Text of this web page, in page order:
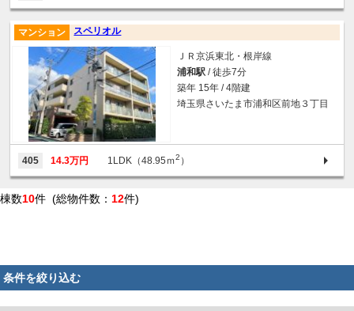
スペリオル
マンション
ＪＲ京浜東北・根岸線
浦和駅 / 徒歩7分
築年 15年 / 4階建
埼玉県さいたま市浦和区前地３丁目
405 14.3万円 1LDK（48.95ｍ2 ）
棟数10件 (総物件数： 12件)
条件を絞り込む